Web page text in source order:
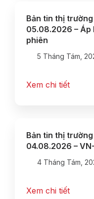
Bản tin thị
05.08.2026 – Áp
phiên
5 Tháng Tám,
Xem chi tiết
Bản tin thị
04.08.2026 –
4 Tháng Tám,
Xem chi tiết